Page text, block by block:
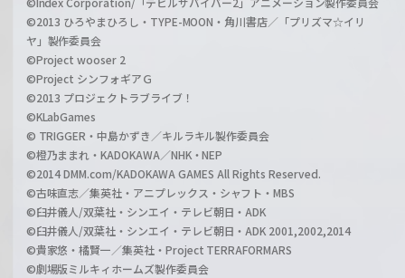
©2013 ひろやまひろし・TYPE-MOON・角川書店／「プリズマ☆イリ
ヤ」製作委員会
©Project wooser 2
©Project シンフォギアＧ
©2013 プロジェクトラブライブ！
©KLabGames
© TRIGGER・中島かずき／キルラキル製作委員会
©橙乃ままれ・KADOKAWA／NHK・NEP
©2014 DMM.com/KADOKAWA GAMES All Rights Reserved.
©古味直志／集英社・アニプレックス・シャフト・MBS
©臼井儀人/双葉社・シンエイ・テレビ朝日・ADK
©臼井儀人/双葉社・シンエイ・テレビ朝日・ADK 2001,2002,2014
©貴家悠・橘賢一／集英社・Project TERRAFORMARS
©劇場版ミルキィホームズ製作委員会